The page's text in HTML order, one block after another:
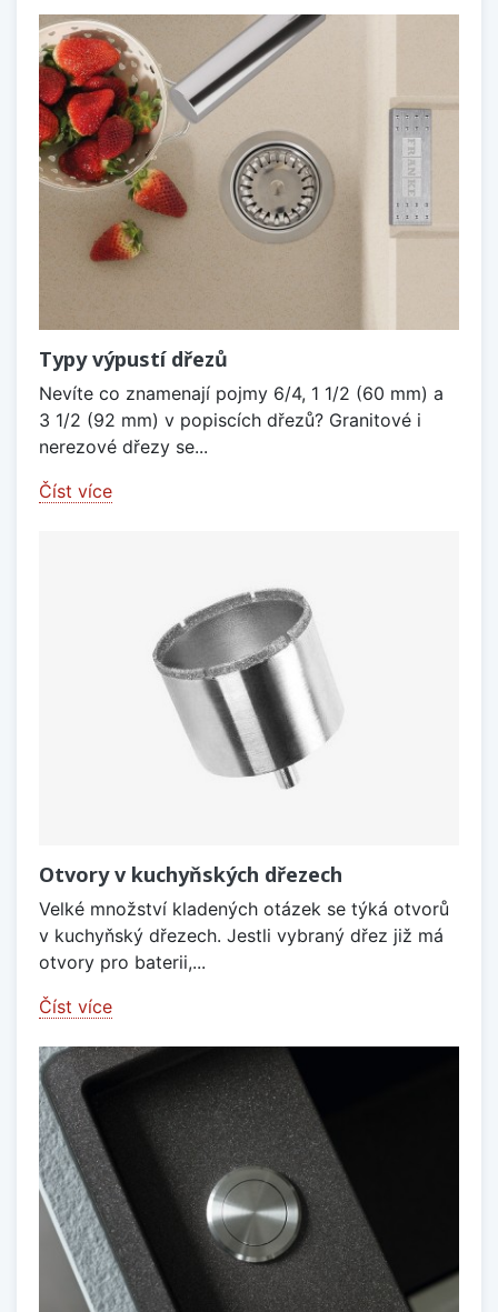
Typy výpustí dřezů
Nevíte co znamenají pojmy 6/4, 1 1/2 (60 mm) a
3 1/2 (92 mm) v popiscích dřezů? Granitové i
nerezové dřezy se...
Číst více
Otvory v kuchyňských dřezech
Velké množství kladených otázek se týká otvorů
v kuchyňský dřezech. Jestli vybraný dřez již má
otvory pro baterii,...
Číst více